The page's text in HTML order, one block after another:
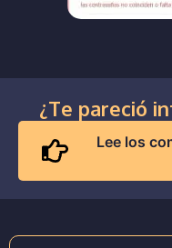
¿Te pareció
Lee los